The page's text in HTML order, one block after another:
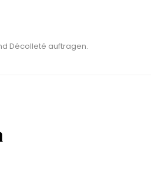
Décolleté auftragen.